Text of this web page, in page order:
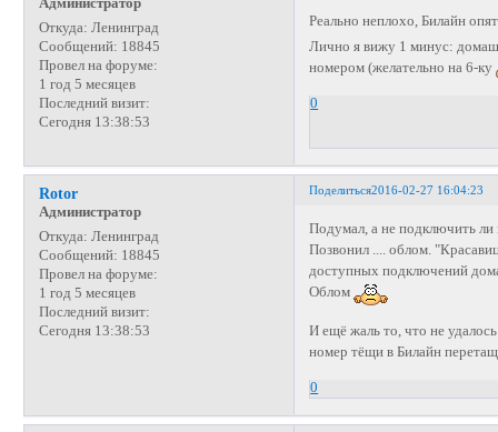
Администратор
Откуда: Ленинград
Сообщений: 18845
Провел на форуме:
1 год 5 месяцев
Последний визит:
Сегодня 13:38:53
Реально неплохо, Билайн
Лично я вижу 1 минус:
номером (желательно на 6-ку
0
Поделиться2016-02-27 16:04:23
Rotor
Администратор
Откуда: Ленинград
Сообщений: 18845
Провел на форуме:
1 год 5 месяцев
Последний визит:
Сегодня 13:38:53
Подумал, а не подключить
Позвонил .... облом.
доступных подключений
Облом
И ещё жаль то, что не
номер тёщи в Билайн
0